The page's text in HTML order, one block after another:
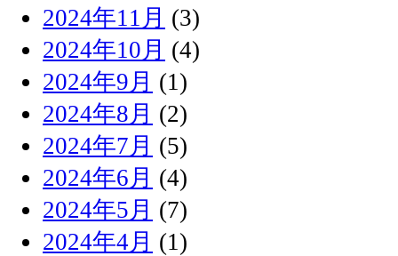
2024年11月 (3)
2024年10月 (4)
2024年9月 (1)
2024年8月 (2)
2024年7月 (5)
2024年6月 (4)
2024年5月 (7)
2024年4月 (1)